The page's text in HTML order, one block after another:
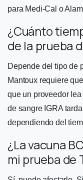
para Medi-Cal o
¿Cuánto
de la prueba
Depende del tipo de
Mantoux requiere
que un proveedor
de sangre IGRA
dependiendo del
¿La vacuna
mi prueba de